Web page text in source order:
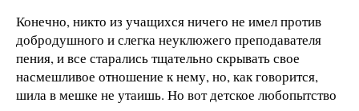
Конечно, никто из учащихся ничего не имел против
добродушного и слегка неуклюжего преподавателя
пения, и все старались тщательно скрывать свое
насмешливое отношение к нему, но, как говорится,
шила в мешке не утаишь. Но вот детское любопытство